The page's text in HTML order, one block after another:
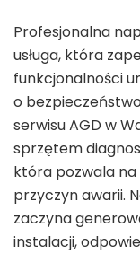
Profesjonalna
usługa, która
funkcjonalności
o
serwisu AGD w
sprzętem
która pozwala
przyczyn awarii.
zaczyna
instalacji,